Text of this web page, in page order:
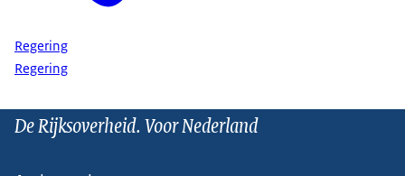
Regering
Regering
De Rijksoverheid. Voor Nederland